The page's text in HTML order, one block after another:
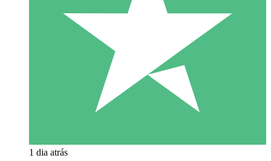
1 dia atrás